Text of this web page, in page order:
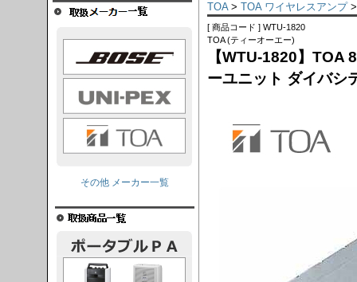
TOA> TOA ワイヤレスアンプ>
[ 商品コード ] WTU-1820
TOA (ティーオーエー)
【WTU-1820】TOA
ーユニット ダイバシ
その他 メーカー一覧